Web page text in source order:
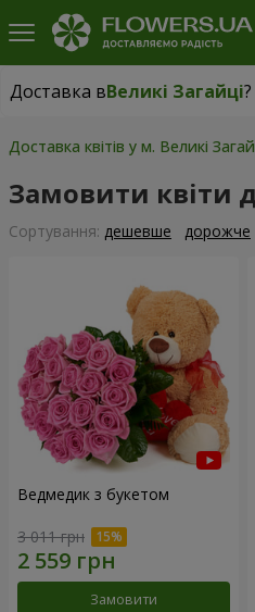
Доставка вВеликі Загайці?
Доставка вВеликі Загайці|
Доставка квітів у м. Великі
Замовити квіти
Сортування: дешевше дорожче
Ведмедик з букетом
3 011 грн
Замовити